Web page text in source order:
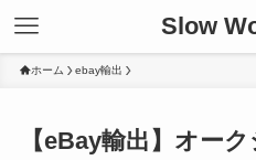
Slow
ホーム ebay輸出
【eBay輸出】オー